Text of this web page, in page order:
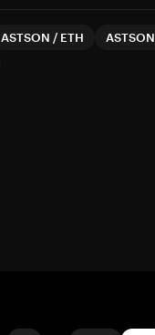
ASTSON / ETH ASTSON